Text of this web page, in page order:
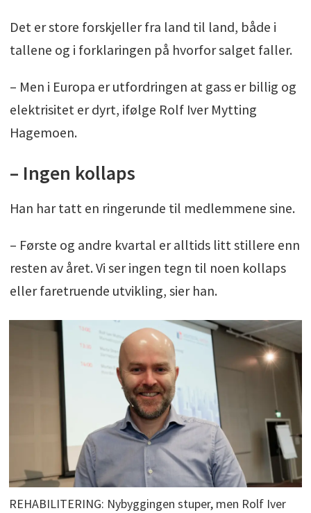
Det er store forskjeller fra land til land, både i
tallene og i forklaringen på hvorfor salget faller.
– Men i Europa er utfordringen at gass er billig og
elektrisitet er dyrt, ifølge Rolf Iver Mytting
Hagemoen.
– Ingen kollaps
Han har tatt en ringerunde til medlemmene sine.
– Første og andre kvartal er alltids litt stillere enn
resten av året. Vi ser ingen tegn til noen kollaps
eller faretruende utvikling, sier han.
REHABILITERING: Nybyggingen stuper, men Rolf Iver